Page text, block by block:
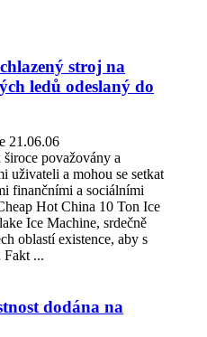
stroj na
ledů odeslaný do
21.06.06
považovány a
uživateli a mohou se setkat
finančními a sociálními
Hot China 10 Ton Ice
Ice Machine, srdečně
oblastí existence, aby s
Fakt ...
dodána na